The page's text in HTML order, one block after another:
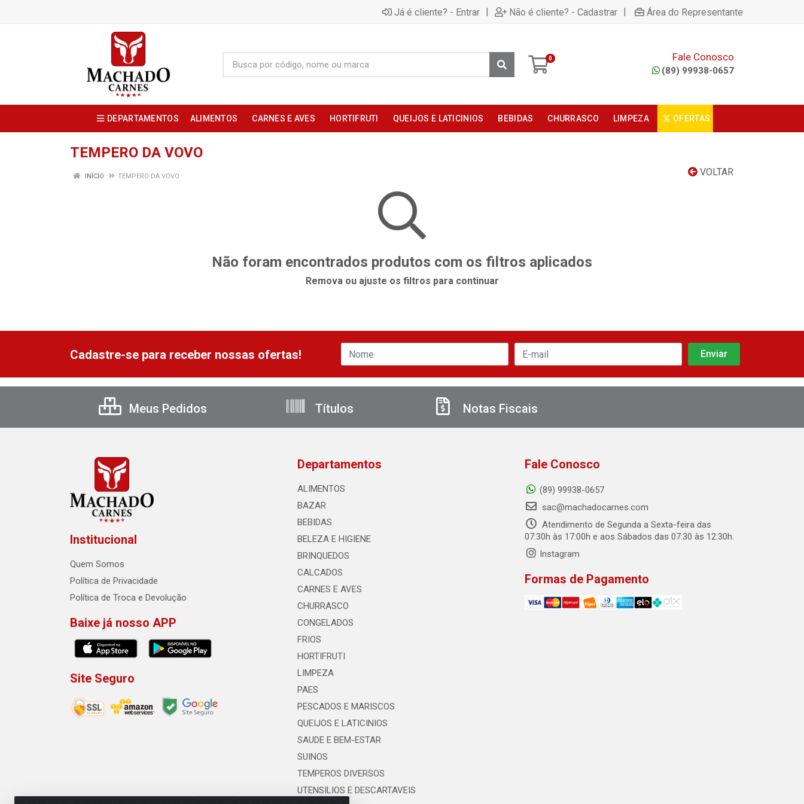
Já é cliente? - Entrar | Não é cliente? - Cadastrar | Área do Representante
0 Fale Conosco
(89) 99938-0657
DEPARTAMENTOS ALIMENTOS CARNES E AVES HORTIFRUTI QUEIJOS E LATICINIOS BEBIDAS CHURRASCO LIMPEZA OFERTAS
TEMPERO DA VOVO
VOLTAR
INÍCIO TEMPERO DA VOVO
Não foram encontrados produtos com os filtros aplicados
Remova ou ajuste os filtros para continuar
Cadastre-se para receber nossas ofertas!
Meus Pedidos Títulos Notas Fiscais
Institucional
Quem Somos
Política de Privacidade
Política de Troca e Devolução
Baixe já nosso APP
Site Seguro
Departamentos
ALIMENTOS
BAZAR
BEBIDAS
BELEZA E HIGIENE
BRINQUEDOS
CALCADOS
CARNES E AVES
CHURRASCO
CONGELADOS
FRIOS
HORTIFRUTI
LIMPEZA
PAES
PESCADOS E MARISCOS
QUEIJOS E LATICINIOS
SAUDE E BEM-ESTAR
SUINOS
TEMPEROS DIVERSOS
UTENSILIOS E DESCARTAVEIS
Fale Conosco
(89) 99938-0657
sac@machadocarnes.com
Atendimento de Segunda a Sexta-feira das
07:30h às 17:00h e aos Sábados das 07:30 às 12:30h.
Instagram
Formas de Pagamento